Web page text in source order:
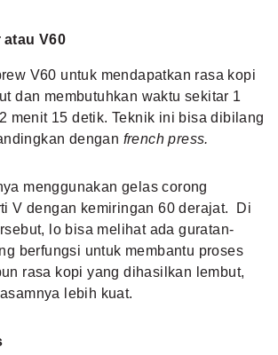
atau V60
V60 untuk mendapatkan rasa kopi
dan membutuhkan waktu sekitar 1
menit 15 detik. Teknik ini bisa dibilang
dengan french press.
menggunakan gelas corong
V dengan kemiringan 60 derajat. Di
lo bisa melihat ada guratan-
berfungsi untuk membantu proses
rasa kopi yang dihasilkan lembut,
lebih kuat.